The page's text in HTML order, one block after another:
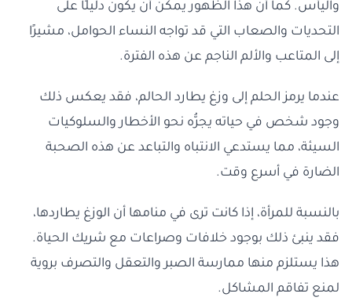
واليأس. كما أن هذا الظهور يمكن أن يكون دليلًا على
التحديات والصعاب التي قد تواجه النساء الحوامل، مشيرًا
إلى المتاعب والألم الناجم عن هذه الفترة.
عندما يرمز الحلم إلى وزغ يطارد الحالم، فقد يعكس ذلك
وجود شخص في حياته يجرُّه نحو الأخطار والسلوكيات
السيئة، مما يستدعي الانتباه والتباعد عن هذه الصحبة
الضارة في أسرع وقت.
بالنسبة للمرأة، إذا كانت ترى في منامها أن الوزغ يطاردها،
فقد ينبئ ذلك بوجود خلافات وصراعات مع شريك الحياة.
هذا يستلزم منها ممارسة الصبر والتعقل والتصرف بروية
لمنع تفاقم المشاكل.